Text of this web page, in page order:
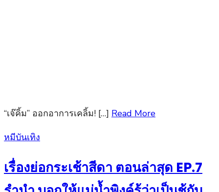
“เจ๊คิ้ม” ออกอาการเคลิ้ม! […] Read More
Posted
หมีบันเทิง
เรื่องย่อกระเช้าสีดา ตอนล่าสุด EP.7